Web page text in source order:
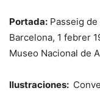
Portada: Passeig
Barcelona, 1 febrer
Museo Nacional de
Ilustraciones: